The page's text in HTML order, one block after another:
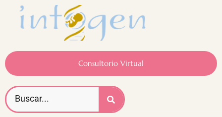
Consultorio Virtual